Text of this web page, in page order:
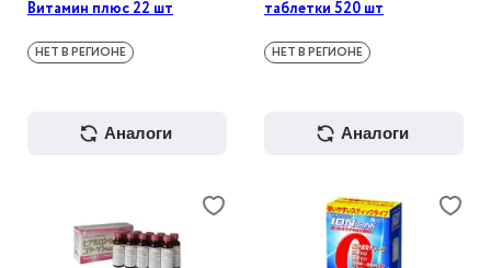
Витамин плюс 22 шт
НЕТ В РЕГИОНЕ
аналоги
таблетки 520 шт
НЕТ В РЕГИОНЕ
аналоги